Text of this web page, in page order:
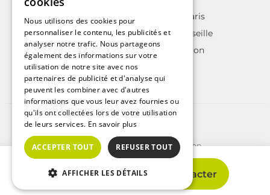
Afficher le n° Contacter
Annonces immobilières sur Paris
Annonces immobilières sur Marseille
Annonces immobilières sur Lyon
©2025 | Tous droits réservés
Plan du site
Conditions Générales d'Utilisation
Politique de protection des données
Crédits
Nous utilisons des cookies pour
personnaliser le contenu, les publicités et
analyser notre trafic. Nous partageons
également des informations sur votre
utilisation de notre site avec nos
partenaires de publicité et d'analyse qui
peuvent les combiner avec d'autres
informations que vous leur avez fournies ou
qu'ils ont collectées lors de votre utilisation
de leurs services. En savoir plus
ACCEPTER TOUT REFUSER TOUT
AFFICHER LES DÉTAILS